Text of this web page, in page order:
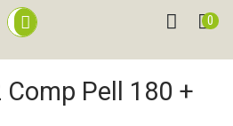
0
Pell 180 +